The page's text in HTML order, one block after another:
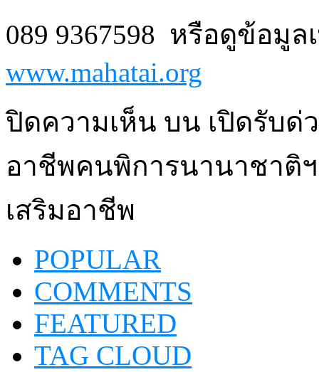
089 9367598 หรือดูข้อมู
www.mahatai.org
ปิดความเห็น บน เปิดรับด่
อาชีพคนพิการนานาชาติ
เสริมอาชีพ
POPULAR
COMMENTS
FEATURED
TAG CLOUD